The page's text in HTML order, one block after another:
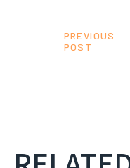
PREVIOUS
POST